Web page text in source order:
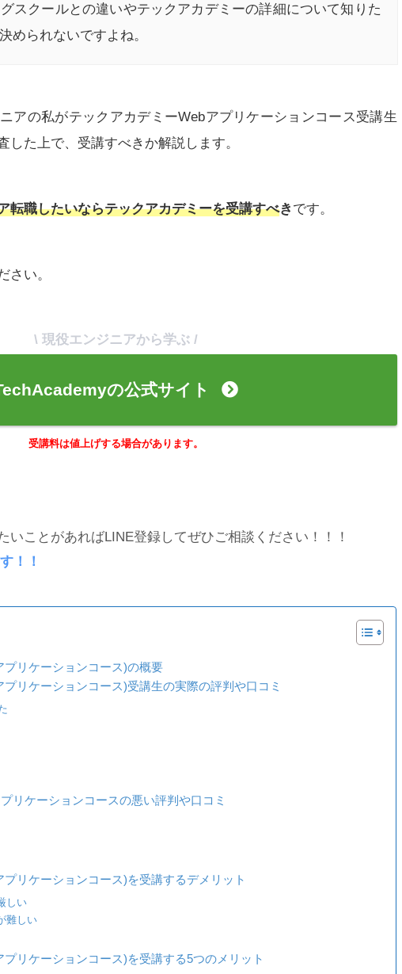
スクールとの違いやテックアカデミーの詳細について知りた
められないですよね。
アの私がテックアカデミーWebアプリケーションコース受講生
した上で、受講すべきか解説します。
転職したいならテックアカデミーを受講すべき です。
さい。
\ 現役エンジニアから学ぶ /
の公式サイト
受講料は値上げする場合があります。
ことがあればLINE登録してぜひご相談ください！！！
！！
プリケーションコース)の概要
リケーションコース)受講生の実際の評判や口コミ
リケーションコースの悪い評判や口コミ
リケーションコース)を受講するデメリット
しい
難しい
リケーションコース)を受講する5つのメリット